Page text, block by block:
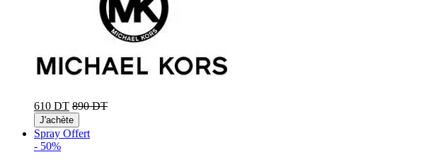
610 DT 890 DT
J'achète
Spray Offert
- 50%